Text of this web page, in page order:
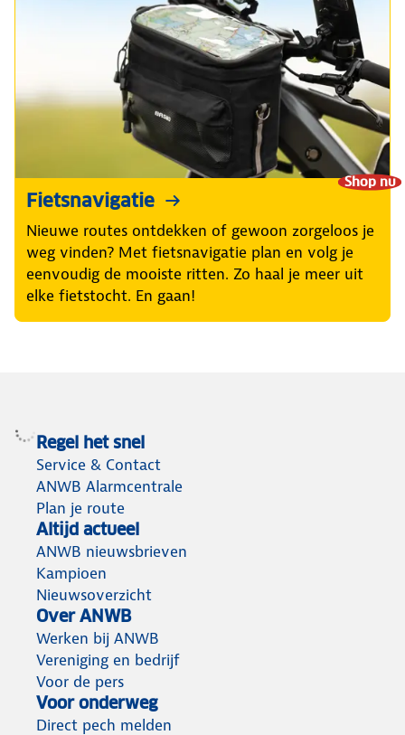
Shop nu
Fietsnavigatie
Nieuwe routes ontdekken of gewoon zorgeloos je
weg vinden? Met fietsnavigatie plan en volg je
eenvoudig de mooiste ritten. Zo haal je meer uit
elke fietstocht. En gaan!
Regel het snel
Service & Contact
ANWB Alarmcentrale
Plan je route
Altijd actueel
ANWB nieuwsbrieven
Kampioen
Nieuwsoverzicht
Over ANWB
Werken bij ANWB
Vereniging en bedrijf
Voor de pers
Voor onderweg
Direct pech melden